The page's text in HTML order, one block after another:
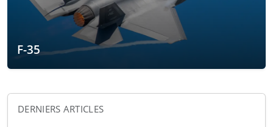
F-35
DERNIERS ARTICLES